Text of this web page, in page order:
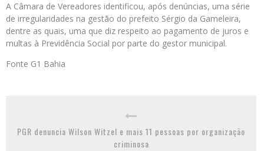
A Câmara de Vereadores identificou, após denúncias, uma série
de irregularidades na gestão do prefeito Sérgio da Gameleira,
dentre as quais, uma que diz respeito ao pagamento de juros e
multas à Previdência Social por parte do gestor municipal.
Fonte G1 Bahia
PGR denuncia Wilson Witzel e mais 11 pessoas por organização
criminosa